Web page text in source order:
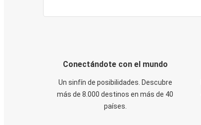
Conectándote con el mundo
Un sinfín de posibilidades. Descubre
más de 8.000 destinos en más de 40
países.